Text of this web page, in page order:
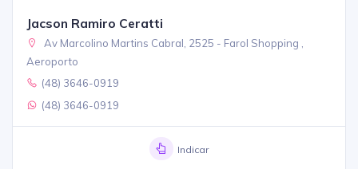
Jacson Ramiro Ceratti
Av Marcolino Martins Cabral, 2525 - Farol Shopping ,
Aeroporto
(48) 3646-0919
(48) 3646-0919
Indicar